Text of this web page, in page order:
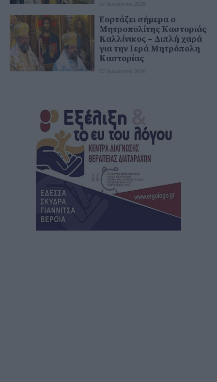
07 Αυγούστου 2026
Εορτάζει σήμερα ο
Μητροπολίτης Καστοριάς
Καλλίνικος – Διπλή χαρά
για την Ιερά Μητρόπολη
Καστορίας
07 Αυγούστου 2026